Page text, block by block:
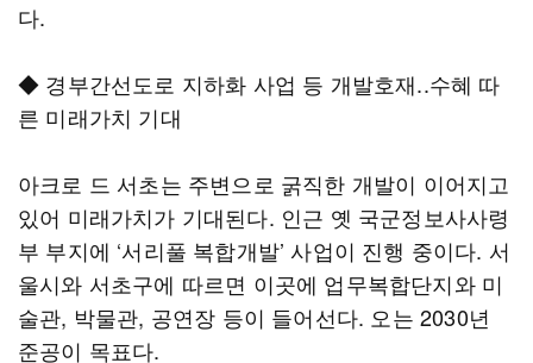
다.
◆ 경부간선도로 지하화 사업 등 개발호재..수혜 따
른 미래가치 기대
아크로 드 서초는 주변으로 굵직한 개발이 이어지고
있어 미래가치가 기대된다. 인근 옛 국군정보사사령
부 부지에 ‘서리풀 복합개발’ 사업이 진행 중이다. 서
울시와 서초구에 따르면 이곳에 업무복합단지와 미
술관, 박물관, 공연장 등이 들어선다. 오는 2030년
준공이 목표다.